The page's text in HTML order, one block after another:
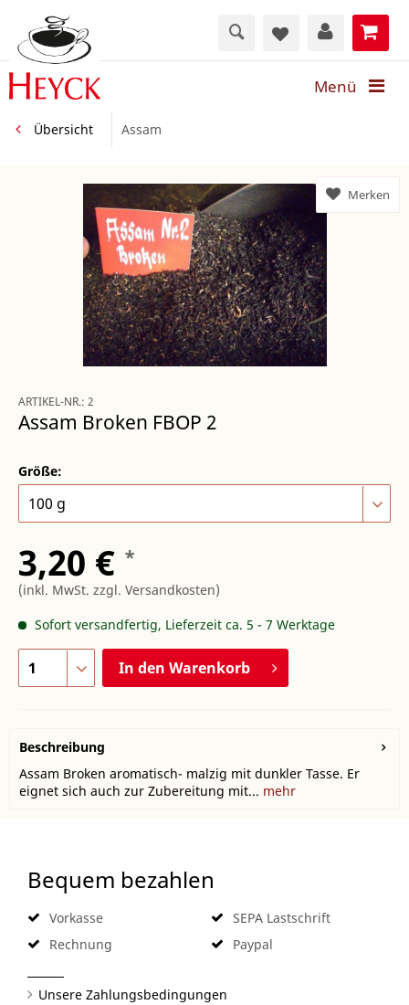
Menü
Übersicht Assam
ARTIKEL-NR.: 2
Assam Broken FBOP 2
Größe:
3,20 € *
(inkl. MwSt. zzgl. Versandkosten)
Sofort versandfertig, Lieferzeit ca. 5 - 7 Werktage
In den Warenkorb
Merken
Beschreibung
Assam Broken aromatisch- malzig mit dunkler Tasse. Er
eignet sich auch zur Zubereitung mit... mehr
Bequem bezahlen
Vorkasse
Rechnung
SEPA Lastschrift
Paypal
Unsere Zahlungsbedingungen